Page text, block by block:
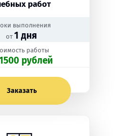
работ
выполнения
от 1 дня
работы
рублей
Заказать